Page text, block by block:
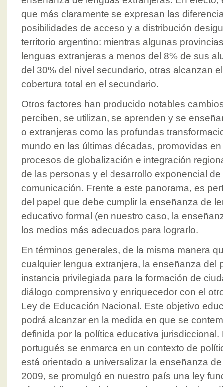
que más claramente se expresan las
posibilidades de acceso y a distribución
territorio argentino: mientras algunas
lenguas extranjeras a menos del 8% de sus
del 30% del nivel secundario, otras alcanzan
cobertura total en el secundario.
Otros factores han producido notables
perciben, se utilizan, se aprenden y se
o extranjeras como las profundas
mundo en las últimas décadas, promovidas
procesos de globalización e integración
de las personas y el desarrollo exponencial
comunicación. Frente a este panorama, es
del papel que debe cumplir la enseñanza de
educativo formal (en nuestro caso, la
los medios más adecuados para lograrlo.
En términos generales, de la misma manera
cualquier lengua extranjera, la enseñanza del
instancia privilegiada para la formación de
diálogo comprensivo y enriquecedor con el
Ley de Educación Nacional. Este objetivo
podrá alcanzar en la medida en que se
definida por la política educativa
portugués se enmarca en un contexto de
está orientado a universalizar la enseñanza
2009, se promulgó en nuestro país una ley